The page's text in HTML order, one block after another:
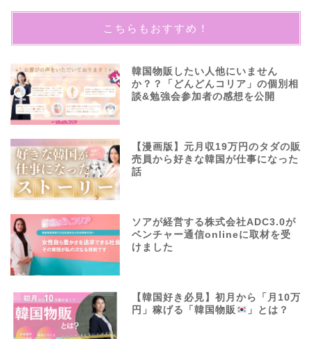
こちらもおすすめ！
韓国物販したい人他にいません
か？？「どんどんコリア」の個別相
談&勉強会参加者の感想を公開
【漫画版】元月収19万円のタダの販
売員から好きな韓国が仕事になった
話
ソアが経営する株式会社ADC3.0が
ベンチャー通信onlineに取材を受
けました
【韓国好き必見】初月から「月10万
円」稼げる「韓国物販
」とは？